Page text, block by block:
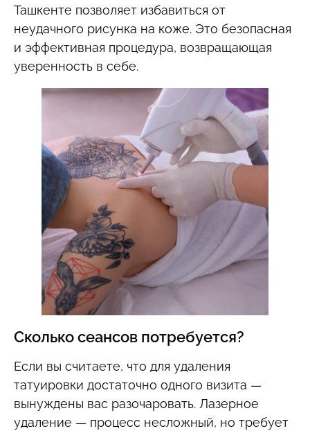
Ташкенте позволяет избавиться от
неудачного рисунка на коже. Это безопасная
и эффективная процедура, возвращающая
уверенность в себе.
Сколько сеансов потребуется?
Если вы считаете, что для удаления
татуировки достаточно одного визита —
вынуждены вас разочаровать. Лазерное
удаление — процесс несложный, но требует